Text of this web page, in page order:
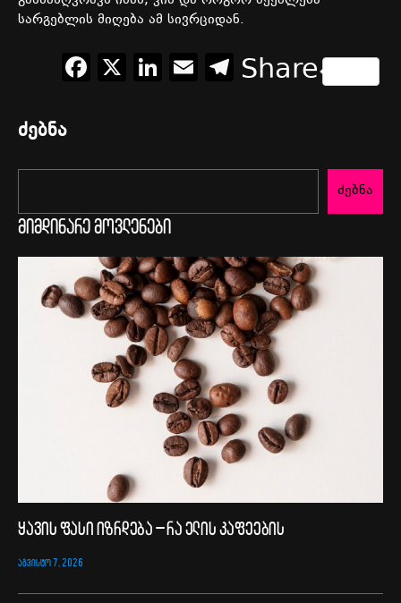
სარგებლის მიღება ამ სივრციდან.
Facebook
X LinkedIn
EmailTelegram
Share
ძებნა
ძებნა
მიმდინარე მოვლენები
ყავის ფასი იზრდება – რა ელის კაფეების
ᲐᲒᲕᲘᲡᲢᲝ 7, 2026